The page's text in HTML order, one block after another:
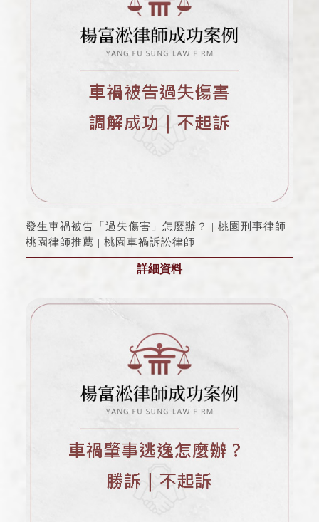
發生車禍被告「過失傷害」怎麼辦？ | 桃園刑事律師 |
桃園律師推薦 | 桃園車禍訴訟律師
詳細資料